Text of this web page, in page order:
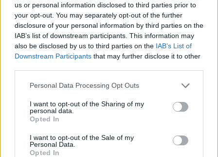
us or personal information disclosed to third parties prior to
your opt-out. You may separately opt-out of the further
disclosure of your personal information by third parties on the
IAB’s list of downstream participants. This information may
also be disclosed by us to third parties on the IAB’s List of
Downstream Participants that may further disclose it to other
Personal Data Processing Opt Outs
I want to opt-out of the Sharing of my
personal data.
Opted In
I want to opt-out of the Sale of my
Personal Data.
Opted In
Rovaniemelle uusi
kaupunkifestivaali RolloPOP –
mukana ultimaattinen Stara VIP